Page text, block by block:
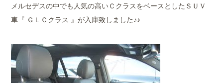
メルセデスの中でも人気の高いＣクラスをベースとしたＳＵＶ
車『 ＧＬＣクラス 』が入庫致しました♪♪